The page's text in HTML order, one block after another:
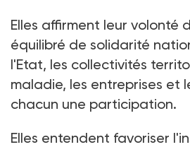
Elles affirment leur volonté
équilibré de solidarité
l'Etat, les collectivités
maladie, les entreprises et
chacun une participation.
Elles entendent favoriser